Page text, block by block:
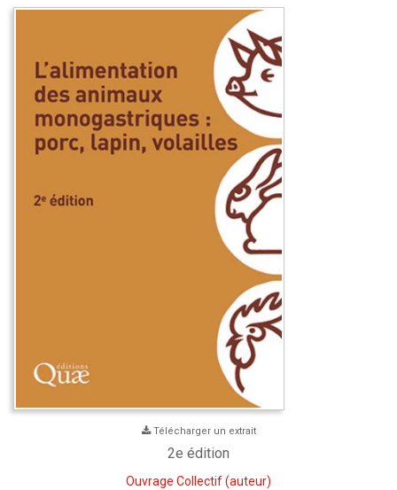
Télécharger un extrait
2e édition
Ouvrage Collectif(auteur)